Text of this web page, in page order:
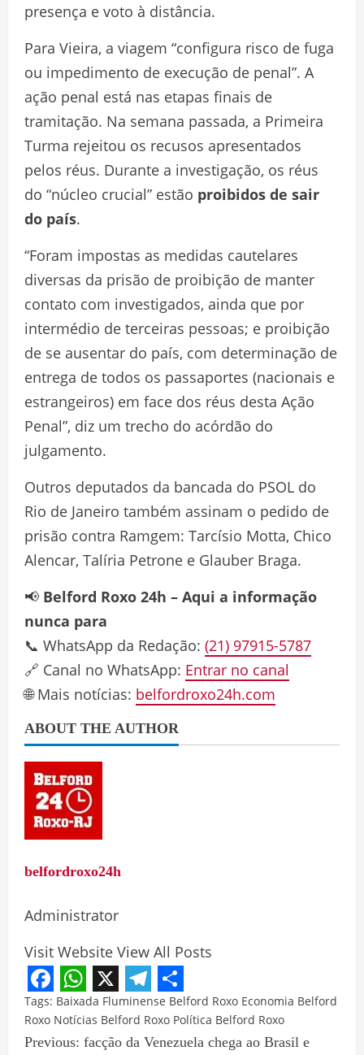
presença e voto à distância.
Para Vieira, a viagem “configura risco de fuga
ou impedimento de execução de penal”. A
ação penal está nas etapas finais de
tramitação. Na semana passada, a Primeira
Turma rejeitou os recusos apresentados
pelos réus. Durante a investigação, os réus
do “núcleo crucial” estão proibidos de sair
do país.
“Foram impostas as medidas cautelares
diversas da prisão de proibição de manter
contato com investigados, ainda que por
intermédio de terceiras pessoas; e proibição
de se ausentar do país, com determinação de
entrega de todos os passaportes (nacionais e
estrangeiros) em face dos réus desta Ação
Penal”, diz um trecho do acórdão do
julgamento.
Outros deputados da bancada do PSOL do
Rio de Janeiro também assinam o pedido de
prisão contra Ramgem: Tarcísio Motta, Chico
Alencar, Talíria Petrone e Glauber Braga.
📢 Belford Roxo 24h – Aqui a informação
nunca para
📞 WhatsApp da Redação: (21) 97915-5787
🔗 Canal no WhatsApp: Entrar no canal
🌐 Mais notícias: belfordroxo24h.com
ABOUT THE AUTHOR
belfordroxo24h
Administrator
Visit Website View All Posts
Facebook
WhatsApp
X Telegram
Share
Tags: Baixada Fluminense Belford Roxo Economia Belford
Roxo Notícias Belford Roxo Política Belford Roxo
Previous: facção da Venezuela chega ao Brasil e